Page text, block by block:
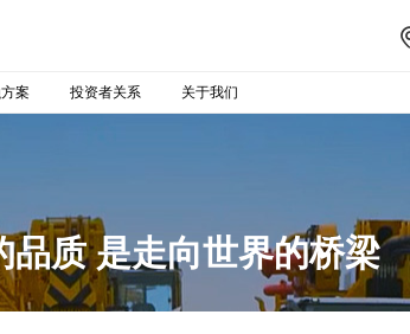
案 投资者关系 关于我们
品质 是走向世界的桥梁